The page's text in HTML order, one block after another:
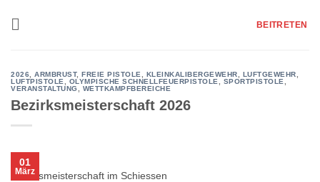
BEITRETEN
2026 ,ARMBRUST,FREIE PISTOLE KLEINKALIBERGEWEHR LUFTGEWEHR
LUFTPISTOLE
OLYMPISCHE SCHNELLFEUERPISTOLE SPORTPISTOLE
VERANSTALTUNG
WETTKAMPFBEREICHE
Bezirksmeisterschaft 2026
01
März
Bezirksmeisterschaft im Schiessen